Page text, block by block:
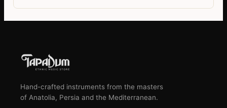
Hand-crafted instruments from the masters
of Anatolia, Persia and the Mediterranean.